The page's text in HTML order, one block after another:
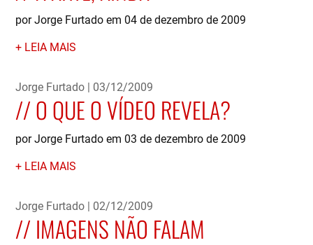
por Jorge Furtado em 04 de dezembro de 2009
LEIA MAIS
Jorge Furtado 03/12/2009
O QUE O VÍDEO REVELA?
por Jorge Furtado em 03 de dezembro de 2009
LEIA MAIS
Jorge Furtado 02/12/2009
IMAGENS NÃO FALAM